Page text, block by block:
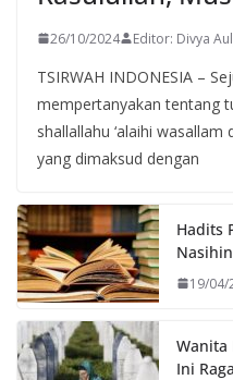
26/10/2024 Editor: Divya
TSIRWAH INDONESIA –
mempertanyakan tentang
shallallahu ‘alaihi
yang dimaksud dengan
Hadits
19/04/
Wanita
Ini